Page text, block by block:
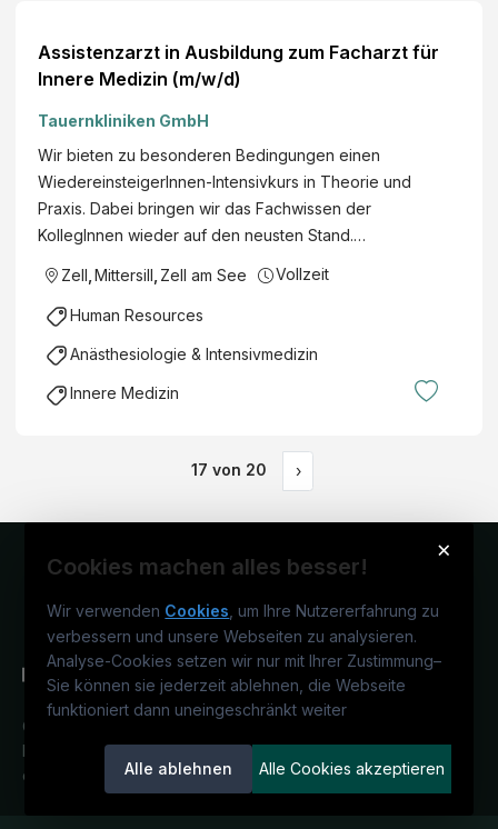
Assistenzarzt in Ausbildung zum Facharzt für
Innere Medizin (m/w/d)
Tauernkliniken GmbH
Wir bieten zu besonderen Bedingungen einen
WiedereinsteigerInnen-Intensivkurs in Theorie und
Praxis. Dabei bringen wir das Fachwissen der
KollegInnen wieder auf den neusten Stand.…
Zell Mittersill Zell am See Vollzeit
Human Resources
Anästhesiologie & Intensivmedizin
Innere Medizin
17 von 20 ›
×
Cookies machen alles besser!
Wir verwenden Cookies , um Ihre Nutzererfahrung zu
verbessern und unsere Webseiten zu analysieren.
Analyse-Cookies setzen wir nur mit Ihrer Zustimmung–
Sie können sie jederzeit ablehnen, die Webseite
funktioniert dann uneingeschränkt weiter
Alle ablehnen Alle Cookies akzeptieren
Österreichs medizinisches
Karriereportal.Ein Service der
candidatis GmbH.